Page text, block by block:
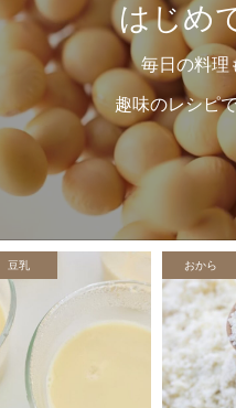
はじめ
毎日の料理
趣味のレシピ
豆乳 おから